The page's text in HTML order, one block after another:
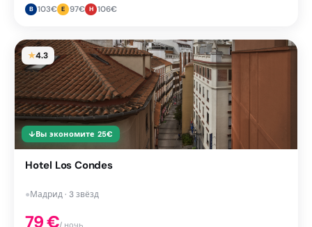
B 103€ E 97€ H 106€
★4.3
↓Вы экономите 25€
Hotel Los Condes
●Мадрид · 3 звёзд
79€/ ночь